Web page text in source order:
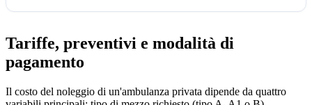
Tariffe, preventivi e modalità di
pagamento
Il costo del noleggio di un'ambulanza privata dipende da quattro